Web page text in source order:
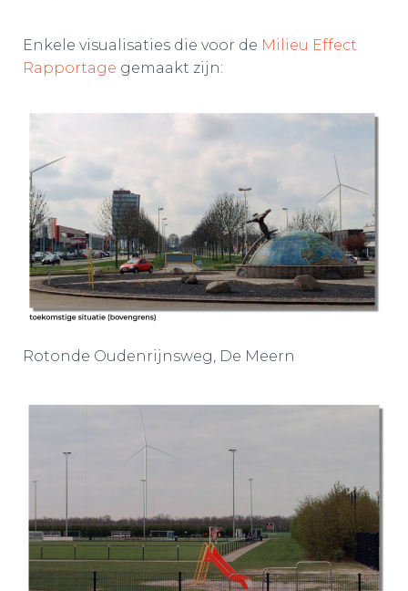
Enkele visualisaties die voor de Milieu Effect
Rapportage gemaakt zijn:
Rotonde Oudenrijnsweg, De Meern